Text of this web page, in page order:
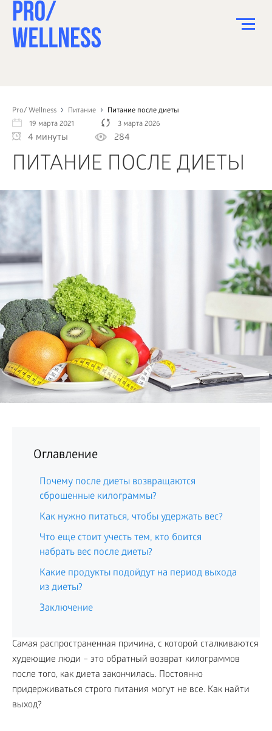
Pro/ Wellness Питание
Питание после диеты
19 марта 2021
3 марта 2026
4 минуты 284
ПИТАНИЕ ПОСЛЕ ДИЕТЫ
Оглавление
Почему после диеты возвращаются
сброшенные килограммы?
Как нужно питаться, чтобы удержать вес?
Что еще стоит учесть тем, кто боится
набрать вес после диеты?
Какие продукты подойдут на период выхода
из диеты?
Заключение
Самая распространенная причина, с которой сталкиваются
худеющие люди – это обратный возврат килограммов
после того, как диета закончилась. Постоянно
придерживаться строго питания могут не все. Как найти
выход?
СПОРТ
ЗДОРОВЬЕ
КРАСОТА
ДОМ
КАК?